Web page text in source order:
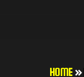
HOME »